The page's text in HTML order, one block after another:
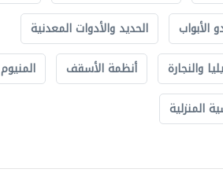
الأبواب
الحديد والأدوات المعدنية
والنجارة أنظمة الأسقف المنيوم
المنزلية